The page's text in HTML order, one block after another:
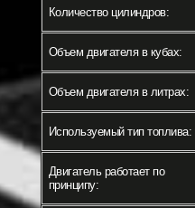
Количество цилиндров:
Объем двигателя в кубах:
Объем двигателя в литрах:
Используемый тип топлива:
Двигатель работает по
принципу: